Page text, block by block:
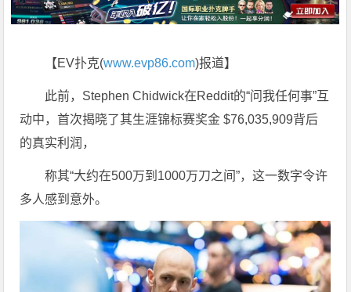
【EV扑克(www.evp86.com)报道】
此前，Stephen Chidwick在Reddit的“问我任何事”互
动中，首次揭晓了其生涯锦标赛奖金 $76,035,909背后
的真实利润，
称其“大约在500万到1000万刀之间”，这一数字令许
多人感到意外。